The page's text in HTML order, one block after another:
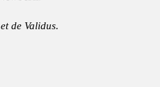
de Validus.